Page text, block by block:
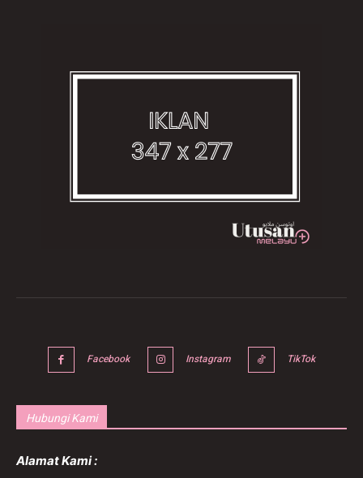
Facebook Instagram TikTok
Hubungi Kami
Alamat Kami :